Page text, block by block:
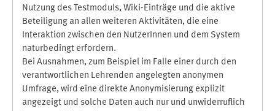
Nutzung des Testmoduls, Wiki-Einträge und die aktive
Beteiligung an allen weiteren Aktivitäten, die eine
Interaktion zwischen den NutzerInnen und dem System
naturbedingt erfordern.
Bei Ausnahmen, zum Beispiel im Falle einer durch den
verantwortlichen Lehrenden angelegten anonymen
Umfrage, wird eine direkte Anonymisierung explizit
angezeigt und solche Daten auch nur und unwiderruflich